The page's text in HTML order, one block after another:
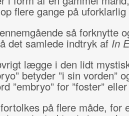
flere gange på
så forknytte
det samlede indtryk af In
lægge i den lidt
betyder ”i sin vorden”
”embryo” for ”foster” eller
på flere måde, for